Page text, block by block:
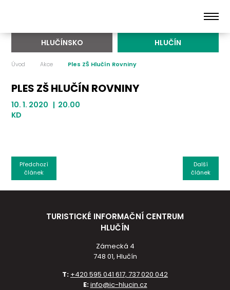
HLUČÍNSKO HLUČÍN
Úvod Akce Ples ZŠ Hlučín Rovniny
PLES ZŠ HLUČÍN ROVNINY
10. 1. 2020 | 20.00
KD
Další
článek
Předchozí
článek
TURISTICKÉ INFORMAČNÍ CENTRUM
HLUČÍN
Zámecká 4
748 01, Hlučín
T: +420 595 041 617, 737 020 042
E:info@ic-hlucin.cz